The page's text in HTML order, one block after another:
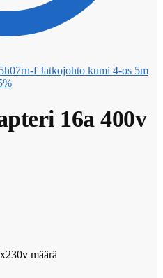
Jatkojohto kumi 4-os 5m
16a 400v
määrä